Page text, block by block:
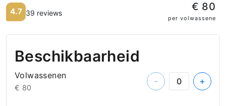
4.7 39 reviews € 80
per volwassene
Beschikbaarheid
Volwassenen
€ 80
- +